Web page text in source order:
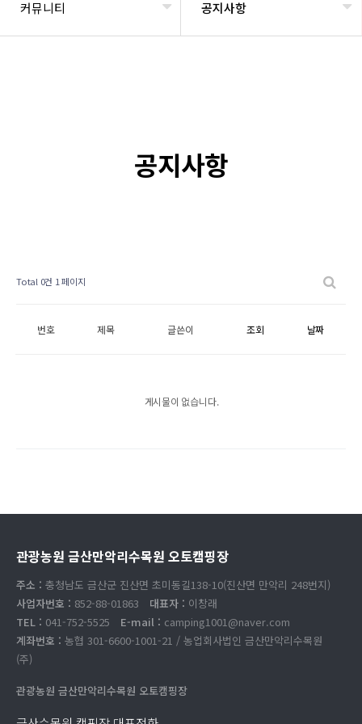
커뮤니티 공지사항
공지사항
Total 0건 1 페이지
번호 제목 글쓴이 조회 날짜
게시물이 없습니다.
관광농원 금산만악리수목원 오토캠핑장
주소 : 충청남도 금산군 진산면 초미동길138-10(진산면 만악리 248번지)
사업자번호 : 852-88-01863 대표자 : 이창래
TEL : 041-752-5525 E-mail : camping1001@naver.com
계좌번호 : 농협 301-6600-1001-21 / 농업회사법인 금산만악리수목원
(주)
관광농원 금산만악리수목원 오토캠핑장